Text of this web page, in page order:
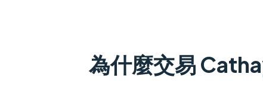
為什麼交易